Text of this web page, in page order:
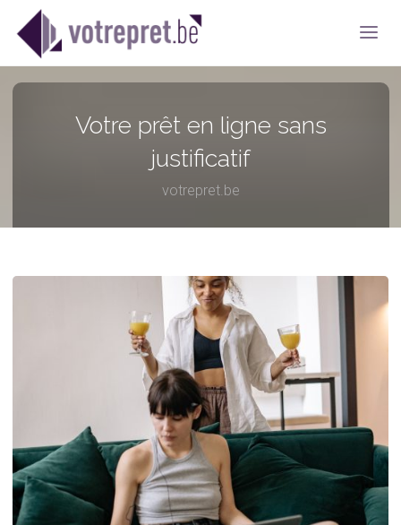
Votre prêt en ligne sans
justificatif
votrepret.be